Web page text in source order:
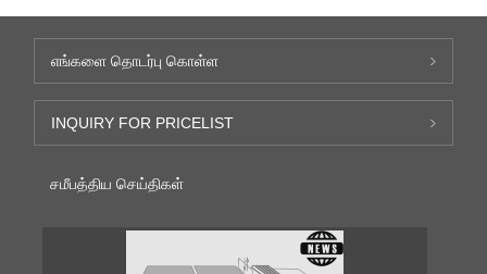
எங்களை தொடர்பு கொள்ள
INQUIRY FOR PRICELIST
சமீபத்திய செய்திகள்